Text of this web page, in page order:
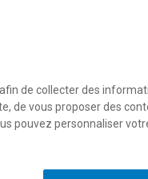
et
de collecter des
de vous proposer des
pouvez personnaliser